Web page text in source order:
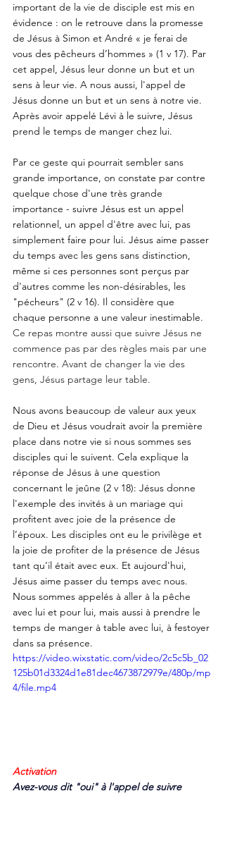
important de la vie de disciple est mis en
évidence : on le retrouve dans la promesse
de Jésus à Simon et André « je ferai de
vous des pêcheurs d’hommes » (1 v 17). Par
cet appel, Jésus leur donne un but et un
sens à leur vie. A nous aussi, l'appel de
Jésus donne un but et un sens à notre vie.
Après avoir appelé Lévi à le suivre, Jésus
prend le temps de manger chez lui.
Par ce geste qui pourrait sembler sans
grande importance, on constate par contre
quelque chose d'une très grande
importance - suivre Jésus est un appel
relationnel, un appel d'être avec lui, pas
simplement faire pour lui. Jésus aime passer
du temps avec les gens sans distinction,
même si ces personnes sont perçus par
d'autres comme les non-désirables, les
"pécheurs" (2 v 16). Il considère que
chaque personne a une valeur inestimable.
Ce repas montre aussi que suivre Jésus ne
commence pas par des règles mais par une
rencontre. Avant de changer la vie des
gens, Jésus partage leur table.
Nous avons beaucoup de valeur aux yeux
de Dieu et Jésus voudrait avoir la première
place dans notre vie si nous sommes ses
disciples qui le suivent. Cela explique la
réponse de Jésus à une question
concernant le jeûne (2 v 18): Jésus donne
l'exemple des invités à un mariage qui
profitent avec joie de la présence de
l’époux. Les disciples ont eu le privilège et
la joie de profiter de la présence de Jésus
tant qu’il était avec eux. Et aujourd'hui,
Jésus aime passer du temps avec nous.
Nous sommes appelés à aller à la pêche
avec lui et pour lui, mais aussi à prendre le
temps de manger à table avec lui, à festoyer
dans sa présence.
https://video.wixstatic.com/video/2c5c5b_02
125b01d3324d1e81dec4673872979e/480p/mp
4/file.mp4
Activation
Avez-vous dit "oui" à l'appel de suivre